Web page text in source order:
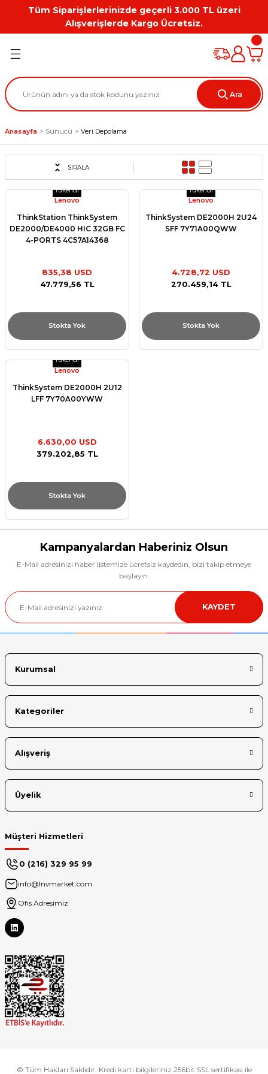
Tüm Siparişlerlerinizde geçerli 3.000 TL üzeri
Alışverişlerde Kargo Ücretsiz.
Geri Dön
Geri Dön
Geri Dön
Geri Dön
Geri Dön
Geri Dön
Kılıf
Workstation Aksesuarları
Grafik Kartı
Ara
Anasayfa Sunucu Veri Depolama
SIRALA
Tükendi
Lenovo
ThinkStation ThinkSystem
DE2000/DE4000 HIC 32GB FC
4-PORTS 4C57A14368
835,38 USD
47.779,56 TL
Stokta Yok
Tükendi
Lenovo
ThinkSystem DE2000H 2U24
SFF 7Y71A00QWW
4.728,72 USD
270.459,14 TL
Stokta Yok
Tükendi
Lenovo
ThinkSystem DE2000H 2U12
LFF 7Y70A00YWW
6.630,00 USD
379.202,85 TL
Stokta Yok
Kampanyalardan Haberiniz Olsun
E-Mail adresinizi haber listemize ücretsiz kaydedin, bizi takip etmeye
başlayın.
KAYDET
Kurumsal
Kategoriler
Alışveriş
Üyelik
Müşteri Hizmetleri
0 (216) 329 95 99
info@lnvmarket.com
Ofis Adresimiz
© Tüm Hakları Saklıdır. Kredi kartı bilgileriniz 256bit SSL sertifikası ile